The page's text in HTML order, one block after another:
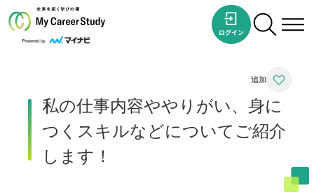
私の仕事内容ややりがい、身に
つくスキルなどについてご紹介
します！